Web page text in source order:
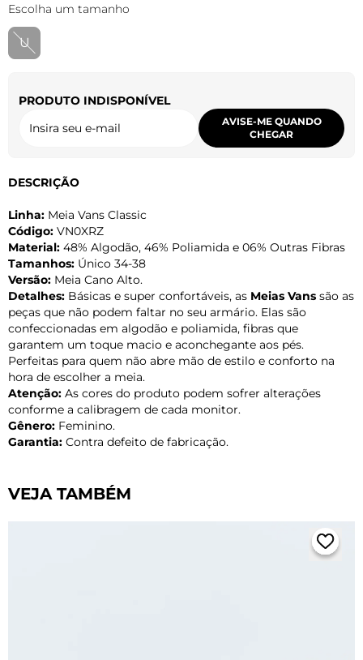
Escolha um tamanho
U
PRODUTO INDISPONÍVEL
AVISE-ME QUANDO
CHEGAR
DESCRIÇÃO
Linha: Meia Vans Classic
Código: VN0XRZ
Material: 48% Algodão, 46% Poliamida e 06% Outras Fibras
Tamanhos: Único 34-38
Versão: Meia Cano Alto.
Detalhes: Básicas e super confortáveis, as Meias Vans são as
peças que não podem faltar no seu armário. Elas são
confeccionadas em algodão e poliamida, fibras que
garantem um toque macio e aconchegante aos pés.
Perfeitas para quem não abre mão de estilo e conforto na
hora de escolher a meia.
Atenção: As cores do produto podem sofrer alterações
conforme a calibragem de cada monitor.
Gênero: Feminino.
Garantia: Contra defeito de fabricação.
VEJA TAMBÉM